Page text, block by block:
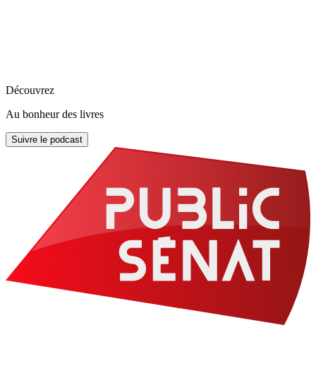
Découvrez
Au bonheur des livres
Suivre le podcast